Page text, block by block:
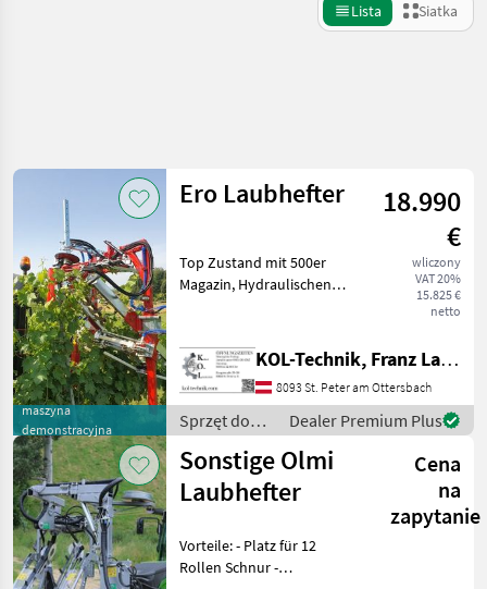
Lista Siatka
Kategoria 3 Kraj Filtry
AKTUALNA
ŚCIEŻKA
technika
rolnicza
Sprzet Do
Uprawy
Winorosli
Szyjarka
Do Lisci
WYBIERZ
KATEGORIĘ
Ero
1
Zresetuj
Pokaż 2
wyników
maszyna
demonstracyjna
Ero Laubhefter
18.990
€
wliczony
VAT 20%
15.825 €
netto
Top Zustand mit 500er
Magazin, Hydraulischen
Laubhefter verfügen über
eine serienmäßige
Anfahrsicherung. Sie be
KOL-Technik, Franz Lampl-Küssner
8093 St. Peter am Ottersbach
Sprzęt do
uprawy
winorośli /
Ero
Dealer Premium Plus
Sonstige Olmi
Laubhefter
Cena
na
zapytanie
Vorteile: - Platz für 12
Rollen Schnur -